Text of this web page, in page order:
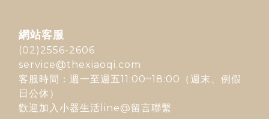
網站客服
(02)2556-2606
service@thexiaoqi.com
客服時間：週一至週五11:00~18:00（週末、例假
日公休）
歡迎加入 小器生活line@留言聯繫